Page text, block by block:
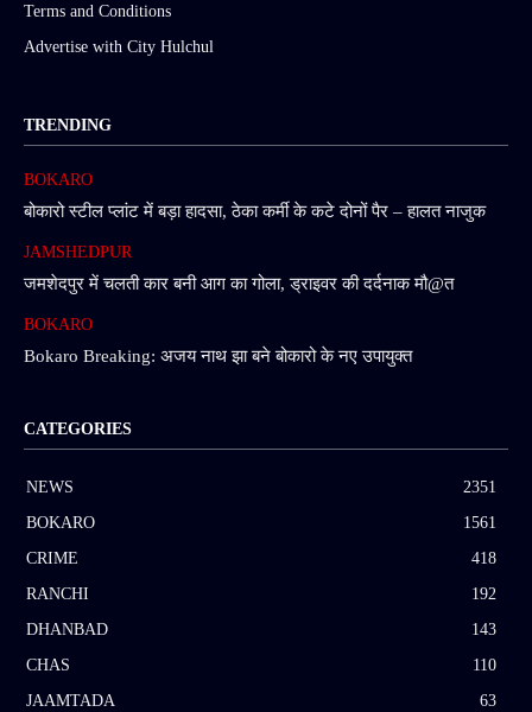
Terms and Conditions
Advertise with City Hulchul
TRENDING
BOKARO
बोकारो स्टील प्लांट में बड़ा हादसा, ठेका कर्मी के कटे दोनों पैर – हालत नाजुक
JAMSHEDPUR
जमशेदपुर में चलती कार बनी आग का गोला, ड्राइवर की दर्दनाक मौ@त
BOKARO
Bokaro Breaking: अजय नाथ झा बने बोकारो के नए उपायुक्त
CATEGORIES
NEWS
2351
BOKARO
1561
CRIME
418
RANCHI
192
DHANBAD
143
CHAS
110
JAAMTADA
63